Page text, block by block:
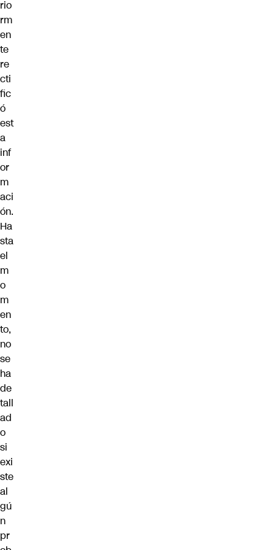
rio
rm
en
te
re
cti
fic
ó
est
a
inf
or
m
aci
ón.
Ha
sta
el
m
o
m
en
to,
no
se
ha
de
tall
ad
o
si
exi
ste
al
gú
n
pr